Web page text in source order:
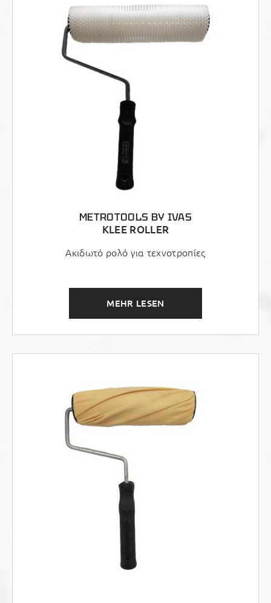
METROTOOLS BY IVAS
KLEE ROLLER
Ακιδωτό ρολό για τεχνοτροπίες
MEHR LESEN